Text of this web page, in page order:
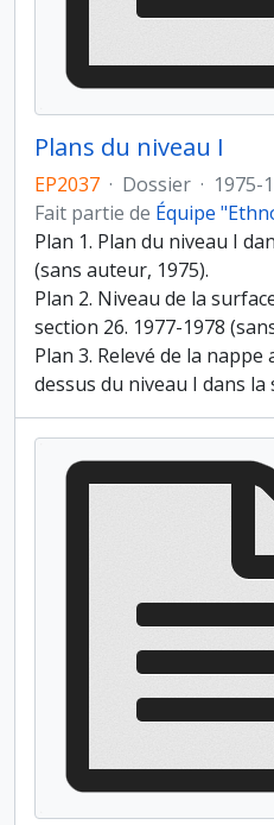
Plans du niveau I
EP2037 · Dossier · 1975-
Fait partie de Équipe
Plan 1. Plan du niveau I
(sans auteur, 1975).
Plan 2. Niveau de la
section 26. 1977-1978
Plan 3. Relevé de la
dessus du niveau I dans la